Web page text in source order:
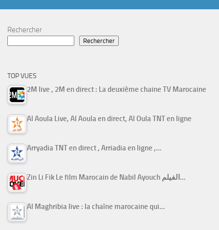
Rechercher
Rechercher
TOP VUES
2M live , 2M en direct : La deuxième chaine TV Marocaine
Al Aoula Live, Al Aoula en direct, Al Oula TNT en ligne
Arryadia TNT en direct , Arriadia en ligne ,…
Zin Li Fik Le film Marocain de Nabil Ayouch الفيلم…
Al Maghribia live : la chaîne marocaine qui…